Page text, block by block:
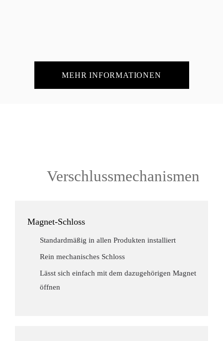
MEHR INFORMATIONEN
Verschlussmechanismen
Magnet-Schloss
Standardmäßig in allen Produkten installiert
Rein mechanisches Schloss
Lässt sich einfach mit dem dazugehörigen Magnet
öffnen